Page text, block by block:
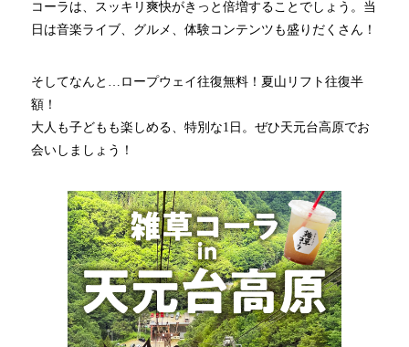
コーラは、スッキリ爽快がきっと倍増することでしょう。当
日は音楽ライブ、グルメ、体験コンテンツも盛りだくさん！
そしてなんと…ロープウェイ往復無料！夏山リフト往復半
額！
大人も子どもも楽しめる、特別な1日。ぜひ天元台高原でお
会いしましょう！